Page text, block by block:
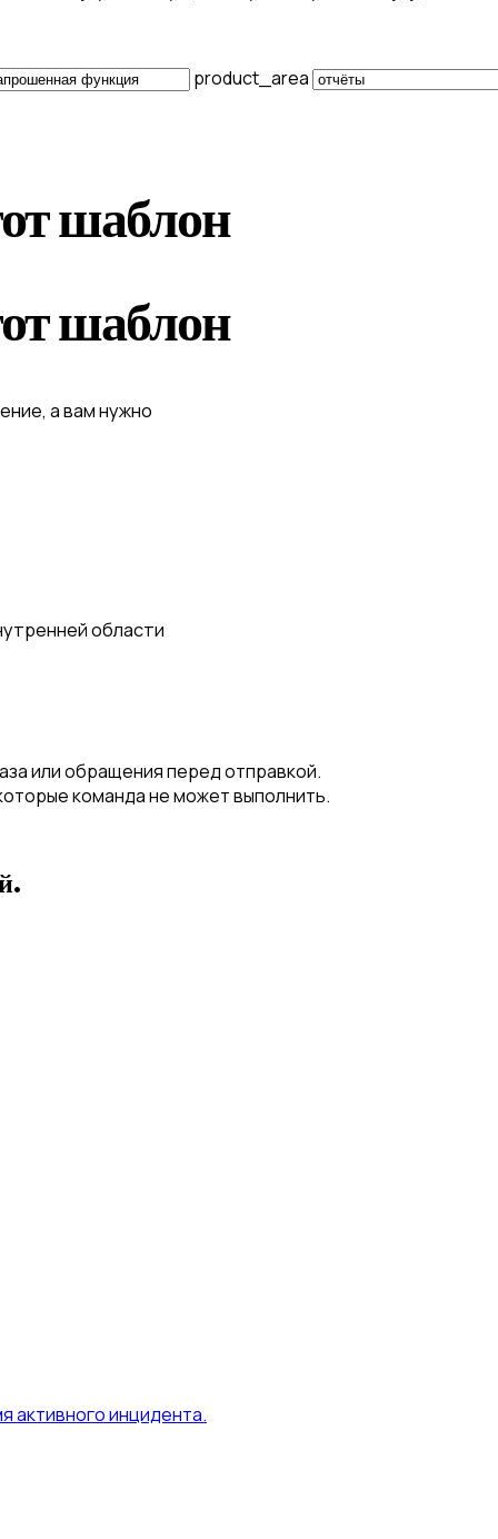
product_area
шаблон
шаблон
а вам нужно
области
или обращения перед отправкой.
команда не может выполнить.
активного инцидента.